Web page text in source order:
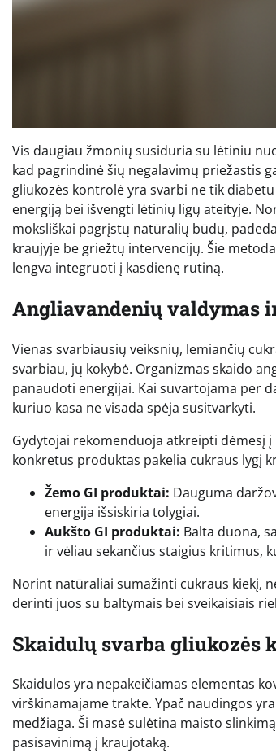
Vis daugiau žmonių susiduria su lėtiniu
kad pagrindinė šių negalavimų priežastis
gliukozės kontrolė yra svarbi ne tik
energiją bei išvengti lėtinių ligų ateityje.
moksliškai pagrįstų natūralių būdų,
kraujyje be griežtų intervencijų. Šie
lengva integruoti į kasdienę rutiną.
Angliavandenių valdymas
Vienas svarbiausių veiksnių, lemiančių
svarbiau, jų kokybė. Organizmas skaido
panaudoti energijai. Kai suvartojama per
kuriuo kasa ne visada spėja susitvarkyti.
Gydytojai rekomenduoja atkreipti dėmesį
konkretus produktas pakelia cukraus lygį
Žemo GI produktai: Dauguma
energija išsiskiria tolygiai.
Aukšto GI produktai: Balta duona,
ir vėliau sekančius staigius kritimus,
Norint natūraliai sumažinti cukraus kiekį,
derinti juos su baltymais bei sveikaisiais
Skaidulų svarba gliukozės
Skaidulos yra nepakeičiamas elementas
virškinamajame trakte. Ypač naudingos yra
medžiaga. Ši masė sulėtina maisto
pasisavinimą į kraujotaką.